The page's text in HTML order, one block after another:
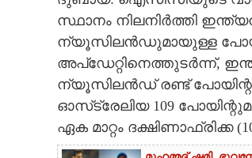
LITERATURE
CONTACT US
സ്ഥാനം നിലനിർത്തി
ന്യൂസിലൻഡുമായുള്ള
അപ്‌ഡേറ്റിനെത്തുടർന്ന്,
ന്യൂസിലൻഡ് രണ്ട്
ഓസ്‌ട്രേലിയ 109
ഏക മാറ്റം ദക്ഷിണാഫ്രിക്ക